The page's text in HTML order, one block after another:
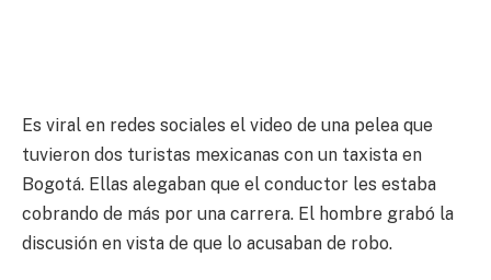
Es viral en redes sociales el video de una pelea que
tuvieron dos turistas mexicanas con un taxista en
Bogotá. Ellas alegaban que el conductor les estaba
cobrando de más por una carrera. El hombre grabó la
discusión en vista de que lo acusaban de robo.